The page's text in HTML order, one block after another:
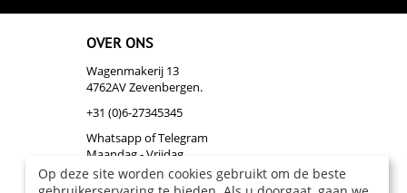
OVER ONS
Wagenmakerij 13
4762AV Zevenbergen.
+31 (0)6-27345345
Whatsapp of Telegram
Maandag - Vrijdag
info@biazakelijk.nl
Op deze site worden cookies gebruikt om de beste